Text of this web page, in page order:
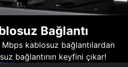
Bağlantı
kablosuz bağlantılardan
bağlantının keyfini çıkar!